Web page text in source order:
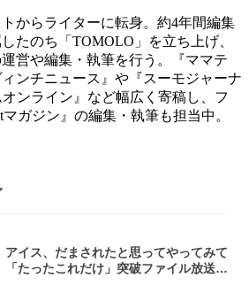
からライターに転身。約4年間編集
たのち「TOMOLO」を立ち上げ、
営や編集・執筆を行う。『ママテ
ンチニュース』や『スーモジャーナ
ンライン』など幅広く寄稿し、フ
ガジン』の編集・執筆も担当中。
アイス、だまされたと思ってやってみて
「たったこれだけ」突破ファイル放送で